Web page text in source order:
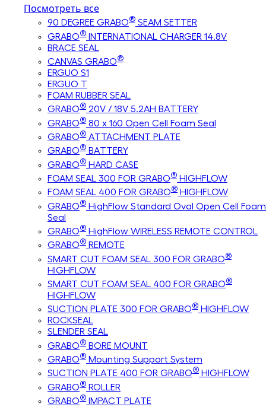
Посмотреть все
90 DEGREE GRABO® SEAM SETTER
GRABO® INTERNATIONAL CHARGER 14.8V
BRACE SEAL
CANVAS GRABO®
ERGUO S1
ERGUO T
FOAM RUBBER SEAL
GRABO® 20V / 18V 5.2AH BATTERY
GRABO® 80 x 160 Open Cell Foam Seal
GRABO® ATTACHMENT PLATE
GRABO® BATTERY
GRABO® HARD CASE
FOAM SEAL 300 FOR GRABO® HIGHFLOW
FOAM SEAL 400 FOR GRABO® HIGHFLOW
GRABO® HighFlow Standard Oval Open Cell Foam
Seal
GRABO® HighFlow WIRELESS REMOTE CONTROL
GRABO® REMOTE
SMART CUT FOAM SEAL 300 FOR GRABO®
HIGHFLOW
SMART CUT FOAM SEAL 400 FOR GRABO®
HIGHFLOW
SUCTION PLATE 300 FOR GRABO® HIGHFLOW
ROCKSEAL
SLENDER SEAL
GRABO® BORE MOUNT
GRABO® Mounting Support System
SUCTION PLATE 400 FOR GRABO® HIGHFLOW
GRABO® ROLLER
GRABO® IMPACT PLATE